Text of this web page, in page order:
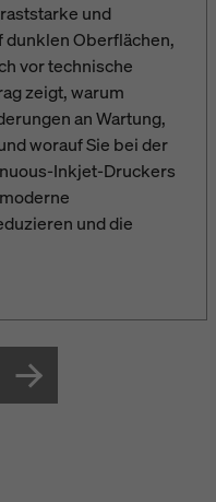
und
dunklen Oberflächen,
vor technische
zeigt, warum
an Wartung,
worauf Sie bei der
Inkjet-Druckers
und die